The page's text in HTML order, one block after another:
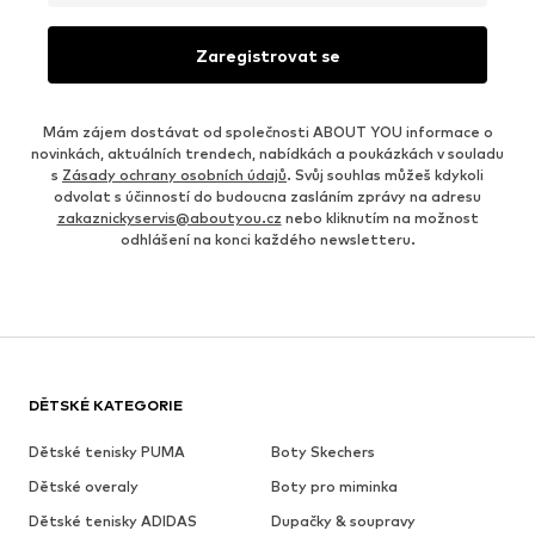
Zaregistrovat se
Mám zájem dostávat od společnosti ABOUT YOU informace o
novinkách, aktuálních trendech, nabídkách a poukázkách v souladu
s Zásady ochrany osobních údajů. Svůj souhlas můžeš kdykoli
odvolat s účinností do budoucna zasláním zprávy na adresu
zakaznickyservis@aboutyou.cz nebo kliknutím na možnost
odhlášení na konci každého newsletteru.
DĚTSKÉ KATEGORIE
Dětské tenisky PUMA
Boty Skechers
Dětské overaly
Boty pro miminka
Dětské tenisky ADIDAS
Dupačky & soupravy